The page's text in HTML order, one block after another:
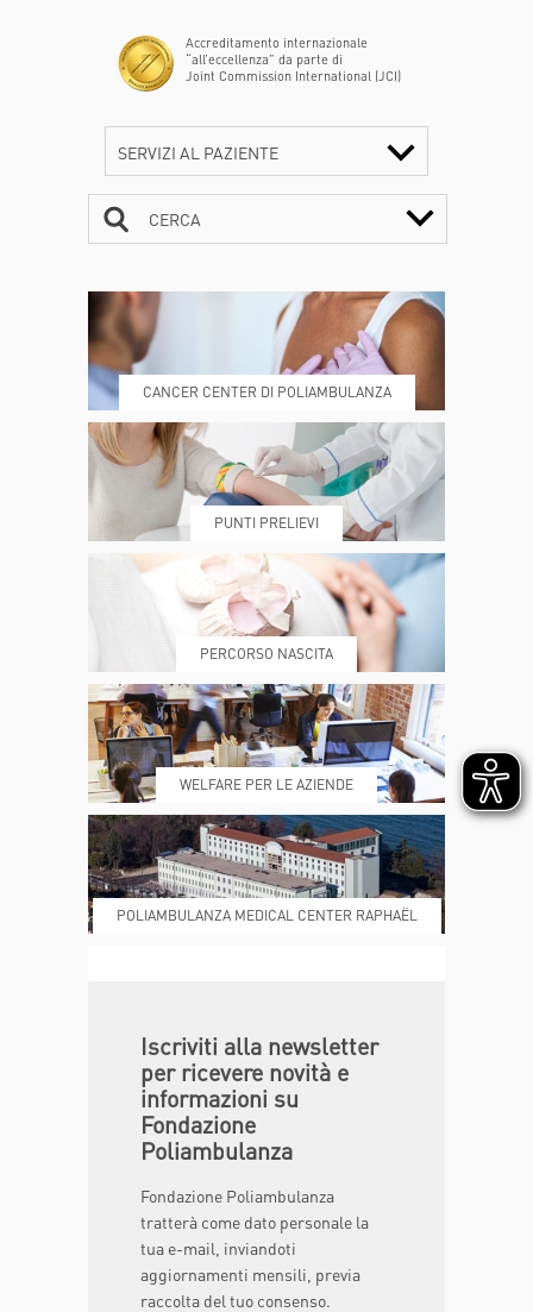
Accreditamento internazionale
“all’eccellenza” da parte di
Joint Commission International (JCI)
SERVIZI AL PAZIENTE
DOVE SIAMO ESAMI E VISITE
PRENOTA MY POLI
REFERTI REPARTI
DONA ORA MAGAZINE
CERCA
CANCER CENTER DI POLIAMBULANZA
PUNTI PRELIEVI
PERCORSO NASCITA
WELFARE PER LE AZIENDE
POLIAMBULANZA MEDICAL CENTER RAPHAËL
Iscriviti alla newsletter
per ricevere novità e
informazioni su
Fondazione
Poliambulanza
Fondazione Poliambulanza
tratterà come dato personale la
tua e-mail, inviandoti
aggiornamenti mensili, previa
raccolta del tuo consenso.